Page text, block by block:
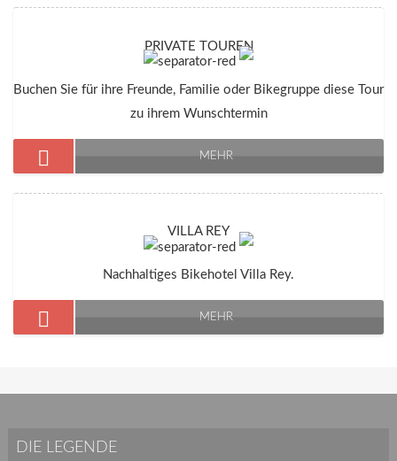
PRIVATE TOUREN
Buchen Sie für ihre Freunde, Familie oder Bikegruppe diese Tour
zu ihrem Wunschtermin
MEHR
VILLA REY
Nachhaltiges Bikehotel Villa Rey.
MEHR
DIE LEGENDE